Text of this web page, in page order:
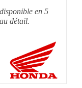
en 5
détail.